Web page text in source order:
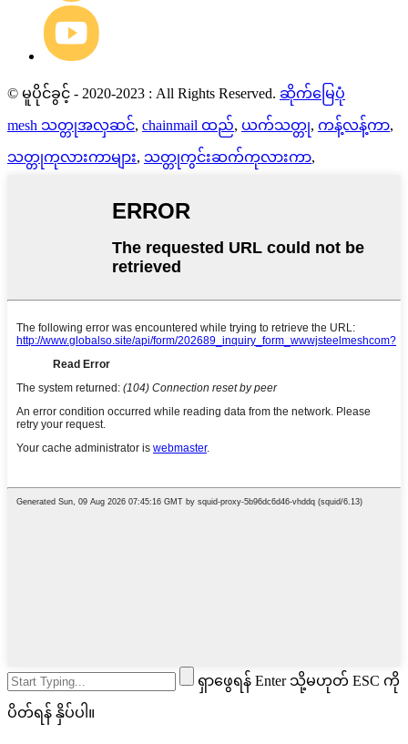
© မူပိုင်ခွင့် - 2020-2023 : All Rights Reserved. ဆိုက်မြေပုံ
mesh သတ္တုအလှဆင်, chainmail ထည်, ယက်သတ္တု, ကန့်လန့်ကာ,
သတ္တုကုလားကာများ, သတ္တုကွင်းဆက်ကုလားကာ,
ရှာဖွေရန် Enter သို့မဟုတ် ESC ကို
ပိတ်ရန် နှိပ်ပါ။